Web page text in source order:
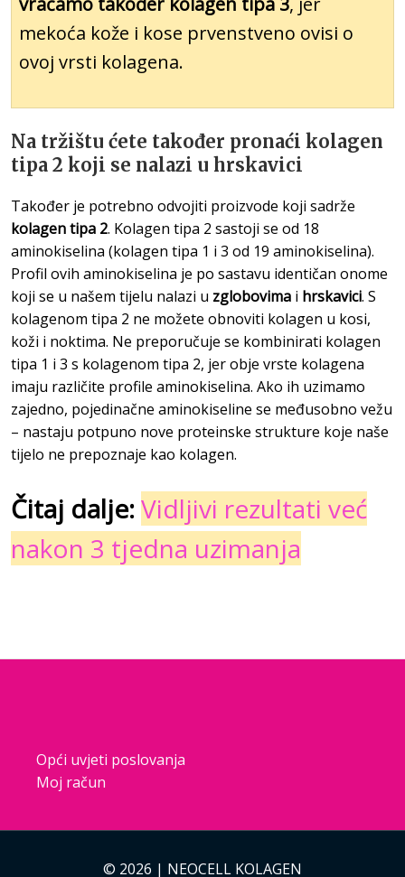
mekoća kože i kose prvenstveno ovisi o
ovoj vrsti kolagena.
Na tržištu ćete također pronaći kolagen
tipa 2 koji se nalazi u hrskavici
Također je potrebno odvojiti proizvode koji sadrže
kolagen tipa 2. Kolagen tipa 2 sastoji se od 18
aminokiselina (kolagen tipa 1 i 3 od 19 aminokiselina).
Profil ovih aminokiselina je po sastavu identičan onome
koji se u našem tijelu nalazi u zglobovimai hrskavici. S
kolagenom tipa 2 ne možete obnoviti kolagen u kosi,
koži i noktima. Ne preporučuje se kombinirati kolagen
tipa 1 i 3 s kolagenom tipa 2, jer obje vrste kolagena
imaju različite profile aminokiselina. Ako ih uzimamo
zajedno, pojedinačne aminokiseline se međusobno vežu
– nastaju potpuno nove proteinske strukture koje naše
tijelo ne prepoznaje kao kolagen.
Čitaj dalje:Vidljivi rezultati već
nakon 3 tjedna uzimanja
Opći uvjeti poslovanja
Moj račun
© 2026 | NEOCELL KOLAGEN